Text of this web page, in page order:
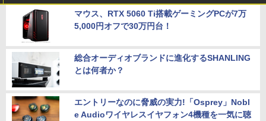
マウス、RTX 5060 Ti搭載ゲーミングPCが7万
5,000円オフで30万円台！
総合オーディオブランドに進化するSHANLING
とは何者か？
エントリーなのに脅威の実力!「Osprey」Nobl
e Audioワイヤレスイヤフォン4機種を一気に聴